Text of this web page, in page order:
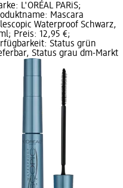
L'ORÉAL PARiS;
Mascara
Waterproof Schwarz,
Preis: 12,95 €;
Status grün
Status grau dm-Markt